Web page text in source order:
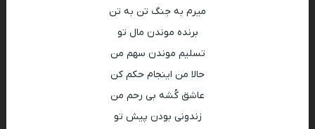
میرم به جنگ تن به تن
برنده موندن مال تو
تسلیم موندن سهم من
حالا من اینجام حکم کن
عاشق کُشه بی رحم من
زندونی بودن پیش تو